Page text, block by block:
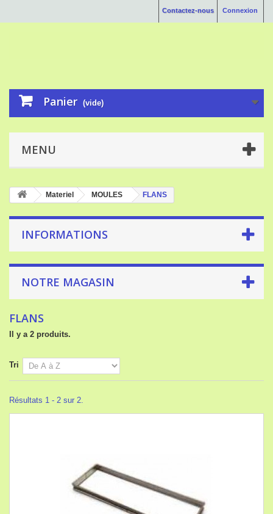
Connexion
Contactez-nous
Panier (vide)
MENU
Materiel MOULES FLANS
INFORMATIONS
NOTRE MAGASIN
FLANS
Il y a 2 produits.
Tri
Résultats 1 - 2 sur 2.